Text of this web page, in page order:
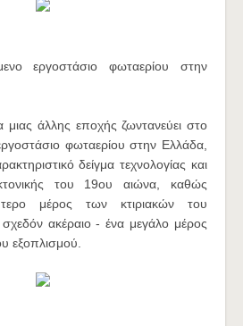
εργοστάσιο φωταερίου στην
μιας άλλης εποχής ζωντανεύει στο
φωταερίου στην Ελλάδα,
δείγμα τεχνολογίας και
του 19ου αιώνα, καθώς
μέρος των κτιριακών του
ακέραιο - ένα μεγάλο μέρος
εξοπλισμού.